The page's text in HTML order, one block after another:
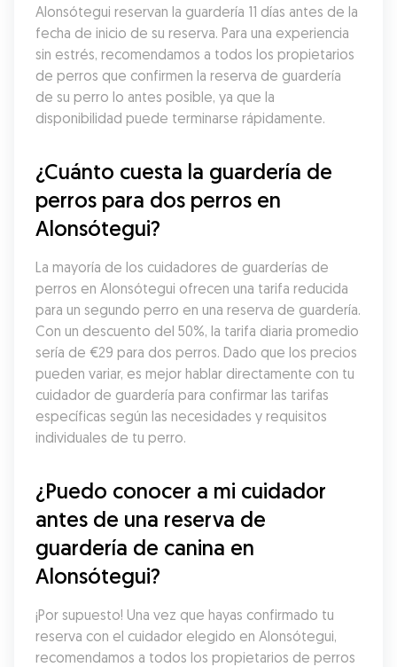
Alonsótegui reservan la guardería 11 días antes de la
fecha de inicio de su reserva. Para una experiencia
sin estrés, recomendamos a todos los propietarios
de perros que confirmen la reserva de guardería
de su perro lo antes posible, ya que la
disponibilidad puede terminarse rápidamente.
¿Cuánto cuesta la guardería de
perros para dos perros en
Alonsótegui?
La mayoría de los cuidadores de guarderías de
perros en Alonsótegui ofrecen una tarifa reducida
para un segundo perro en una reserva de guardería.
Con un descuento del 50%, la tarifa diaria promedio
sería de €29 para dos perros. Dado que los precios
pueden variar, es mejor hablar directamente con tu
cuidador de guardería para confirmar las tarifas
específicas según las necesidades y requisitos
individuales de tu perro.
¿Puedo conocer a mi cuidador
antes de una reserva de
guardería de canina en
Alonsótegui?
¡Por supuesto! Una vez que hayas confirmado tu
reserva con el cuidador elegido en Alonsótegui,
recomendamos a todos los propietarios de perros